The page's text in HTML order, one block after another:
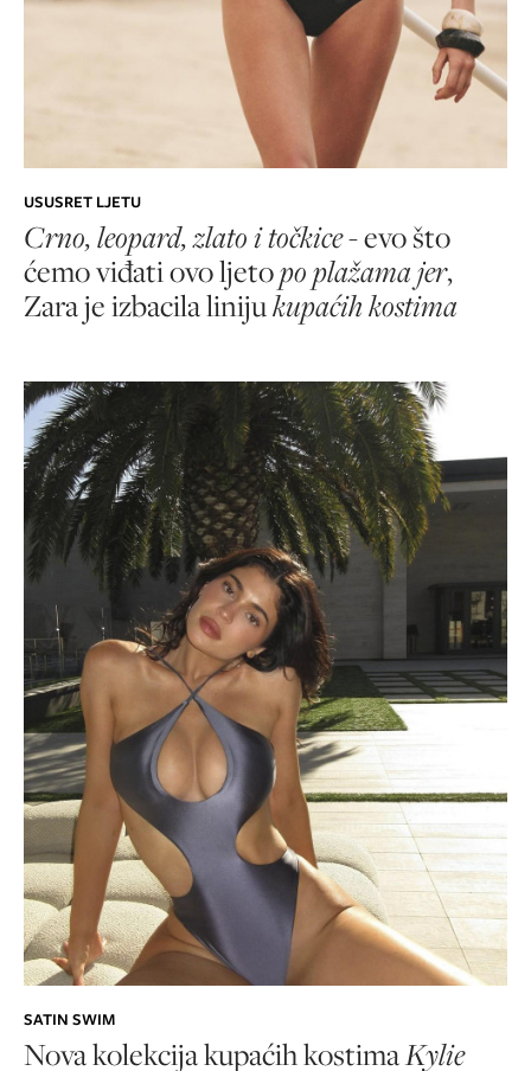
USUSRET LJETU
Crno, leopard, zlato i točkice- evo što
ćemo viđati ovo ljetopo plažama jer,
Zara je izbacila linijukupaćih kostima
SATIN SWIM
Nova kolekcija kupaćih kostimaKylie